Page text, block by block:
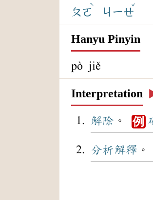
ㄆㄛ
ˋ
ㄐㄧㄝ
ˇ
Hanyu Pinyin
pò jiě
Interpretation
解除 。 例
分析解釋 。